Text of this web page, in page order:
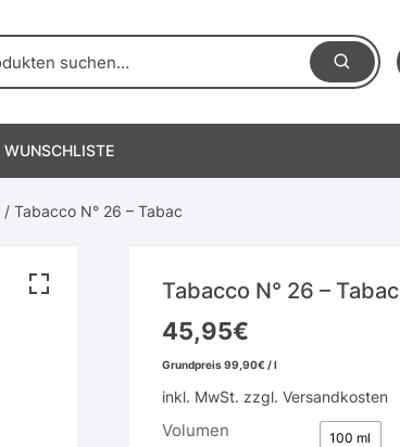
WUNSCHLISTE
/ Tabacco N° 26 – Tabac
Tabacco N° 26 – Tabac
45,95€
Grundpreis99,90€/l
inkl. MwSt. zzgl. Versandkosten
Volumen 100 ml